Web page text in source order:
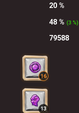
20 %
48 % (3 %)
79588